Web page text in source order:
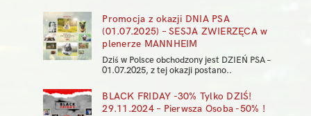
Promocja z okazji DNIA PSA
(01.07.2025) – SESJA ZWIERZĘCA w
plenerze MANNHEIM
Dziś w Polsce obchodzony jest DZIEŃ PSA –
01.07.2025, z tej okazji postano..
BLACK FRIDAY -30% Tylko DZIŚ!
29.11.2024 – Pierwsza Osoba -50% !